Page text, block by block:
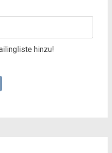
hinzu!